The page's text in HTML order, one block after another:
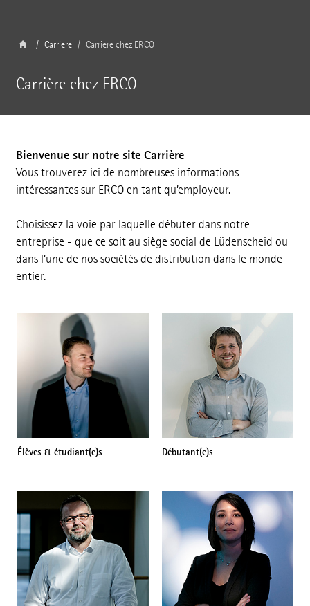
Carrière Carrière chez ERCO
Carrière chez ERCO
Bienvenue sur notre site Carrière
Vous trouverez ici de nombreuses informations
intéressantes sur ERCO en tant qu’employeur.
Choisissez la voie par laquelle débuter dans notre
entreprise - que ce soit au siège social de Lüdenscheid ou
dans l’une de nos sociétés de distribution dans le monde
entier.
Élèves & étudiant(e)s Débutant(e)s